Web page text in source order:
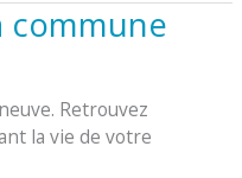
commune
Retrouvez
la vie de votre